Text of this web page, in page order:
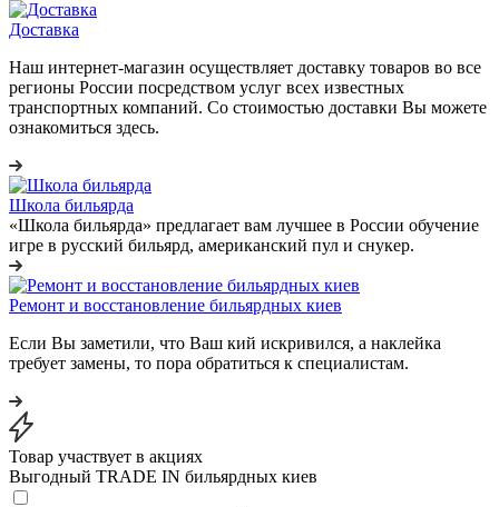
Доставка
Наш интернет-магазин осуществляет доставку товаров во все
регионы России посредством услуг всех известных
транспортных компаний. Со стоимостью доставки Вы можете
ознакомиться здесь.
Школа бильярда
«Школа бильярда» предлагает вам лучшее в России обучение
игре в русский бильярд, американский пул и снукер.
Ремонт и восстановление бильярдных киев
Если Вы заметили, что Ваш кий искривился, а наклейка
требует замены, то пора обратиться к специалистам.
Товар участвует в акциях
Выгодный TRADE IN бильярдных киев